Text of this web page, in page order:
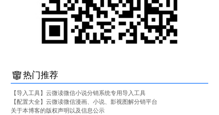
热门推荐
【导入工具】云微读微信小说分销系统专用导入工具
【配置大全】云微读微信漫画、小说、影视图解分销平台
关于本博客的版权声明以及信息公示